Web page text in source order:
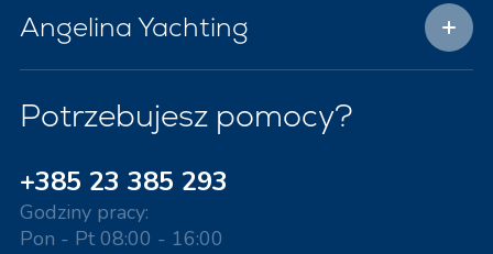
Angelina Yachting
Potrzebujesz pomocy?
+385 23 385 293
Godziny pracy:
Pon - Pt 08:00 - 16:00